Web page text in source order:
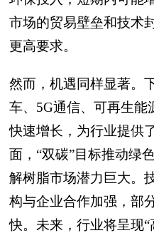
市场的贸易壁垒和技术
更高要求。
然而，机遇同样显著。
车、5G通信、可再生能
快速增长，为行业提供
面，“双碳”目标推动绿
解树脂市场潜力巨大。
构与企业合作加强，部
快。未来，行业将呈现